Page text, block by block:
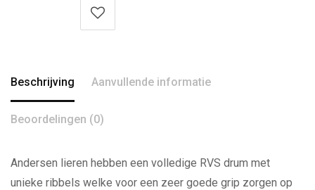
Beschrijving Aanvullende informatie
Beoordelingen (0)
Andersen lieren hebben een volledige RVS drum met
unieke ribbels welke voor een zeer goede grip zorgen op